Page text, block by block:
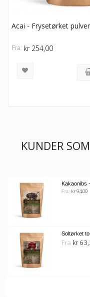
Acai - Frysetørket
Fra: kr 254,00
KUNDER
Kakaonibs
Fra: kr 94,00
Soltørket
Fra kr